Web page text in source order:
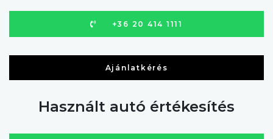
+36 20 414 1111
Ajánlatkérés
Használt autó értékesítés